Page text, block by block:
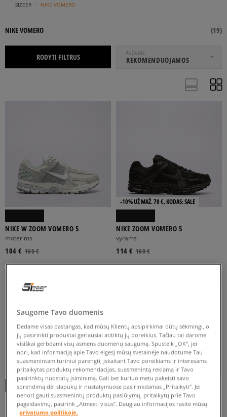
SIZEER NIKE VOMERO
NIKE VOMERO (19)
RODYTI FILTRUS Rušiuoti
REKOMENDUOJAMOS
NUO IKI
Rodyti daugiau
32 33 33,5 34 35
BALTA ROŽINĖ RUDA
ŽEMO PROFILIO
FILTRUOTI
ATŽYMĖTI VISUS
NIKE W ZOOM VOMERO 5
moterims
160 €
104 €
-10% UŽ MAŽ. 70 €, KODAS: SALE
NIKE ZOOM VOMERO 5
vyrams
160 €
114 €
NIKE W ZOOM VOMERO 5 MET
moterims
-10% UŽ MAŽ. 70 €, KODAS: SALE
NIKE ZOOM VOMERO 5
vyrams
Saugome Tavo duomenis
Dedame visas pastangas, kad mūsų Klientų apsipirkimai būtų sėkmingi, o
jų pasirinkti produktai geriausiai atitiktų jų poreikius. Tačiau tai darome
visiškai gerbdami visų asmens duomenų saugumą. Spustelk „OK“, jei
nori, kad informaciją apie Tavo elgesį mūsų svetainėje naudotume Tau
suasmenintam turiniui parengti, įskaitant Tavo poreikiams ir interesams
pritaikytas produktų rekomendacijas, suasmenintą reklamą ir Tavo
pasirinktų nuostatų įsiminimą. Gali bet kuriuo metu pakeisti savo
sprendimą dėl slapukų ir nustatymuose pasirinkdamas „Pritaikyti“. Jei
nenori gauti suasmenintų produktų pasiūlymų, pritaikytų prie Tavo
pageidavimų, pasirink „Atmesti visus”. Daugiau informacijos rasite mūsų
privatumo politikoje.